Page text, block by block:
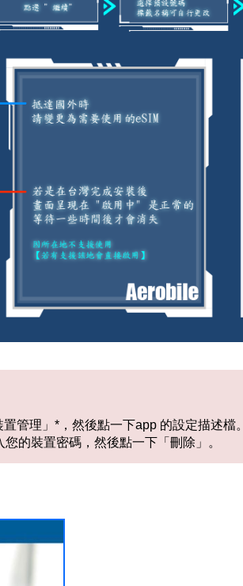
管理」*，然後點一下app 的設定描述檔。
的裝置密碼，然後點一下「刪除」。